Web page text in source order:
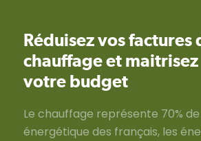
Réduisez vos factures
chauffage et maitrisez
votre budget
Le chauffage représente 70%
énergétique des français, les